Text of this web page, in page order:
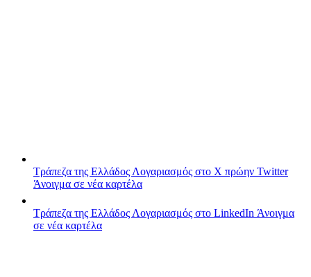
Τράπεζα της Ελλάδος Λογαριασμός στο X πρώην Twitter
Άνοιγμα σε νέα καρτέλα
Τράπεζα της Ελλάδος Λογαριασμός στο LinkedIn Άνοιγμα
σε νέα καρτέλα